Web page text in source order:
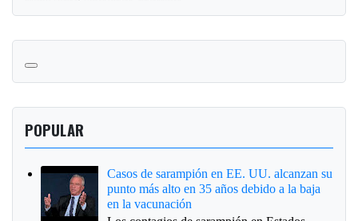
POPULAR
Casos de sarampión en EE. UU. alcanzan su
punto más alto en 35 años debido a la baja
en la vacunación